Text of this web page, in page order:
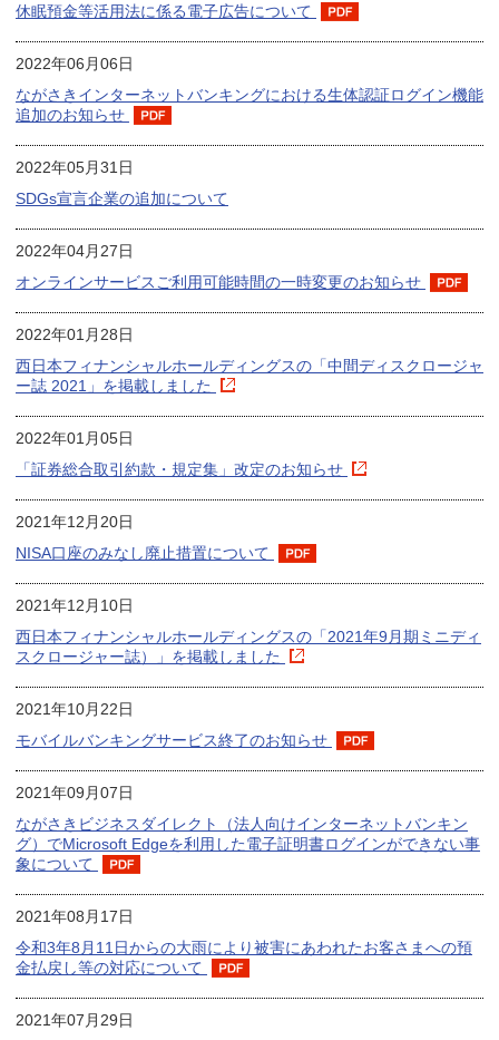
休眠預金等活用法に係る電子広告について
2022年06月06日
ながさきインターネットバンキングにおける生体認証ログイン機能
追加のお知らせ
2022年05月31日
SDGs宣言企業の追加について
2022年04月27日
オンラインサービスご利用可能時間の一時変更のお知らせ
2022年01月28日
西日本フィナンシャルホールディングスの「中間ディスクロージャ
ー誌 2021」を掲載しました
2022年01月05日
「証券総合取引約款・規定集」改定のお知らせ
2021年12月20日
NISA口座のみなし廃止措置について
2021年12月10日
西日本フィナンシャルホールディングスの「2021年9月期ミニディ
スクロージャー誌）」を掲載しました
2021年10月22日
モバイルバンキングサービス終了のお知らせ
2021年09月07日
ながさきビジネスダイレクト（法人向けインターネットバンキン
グ）でMicrosoft Edgeを利用した電子証明書ログインができない事
象について
2021年08月17日
令和3年8月11日からの大雨により被害にあわれたお客さまへの預
金払戻し等の対応について
2021年07月29日